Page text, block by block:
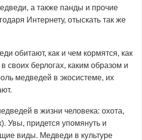
а также панды и прочие
Интернету, отыскать так же
обитают, как и чем кормятся, как
своих берлогах, каким образом и
медведей в экосистеме, их
в жизни человека: охота,
Увы, придется упомянуть и
виды. Медведи в культуре